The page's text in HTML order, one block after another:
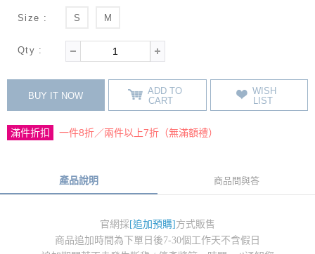
Size : S M
Qty :
BUY IT NOW
ADD TO
CART
WISH
LIST
滿件折扣 一件8折／兩件以上7折（無滿額禮）
產品說明 商品問與答
官網採 [追加預購] 方式販售
商品追加時間為下單日後7-30個工作天不含假日